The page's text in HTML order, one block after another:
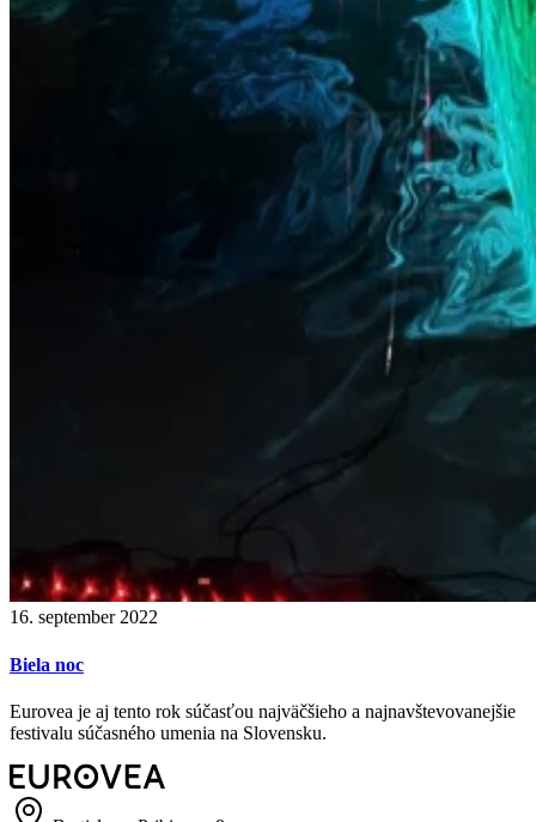
16. september 2022
Biela noc
Eurovea je aj tento rok súčasťou najväčšieho a najnavštevovanejšie
festivalu súčasného umenia na Slovensku.